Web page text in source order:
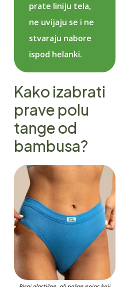
prate liniju tela,
ne uvijaju se i ne
stvaraju nabore
ispod helanki.
Kako izabrati
prave polu
tange od
bambusa?